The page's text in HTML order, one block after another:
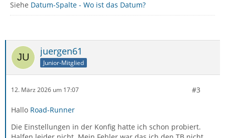
Siehe Datum-Spalte - Wo ist das Datum?
juergen61
Junior-Mitglied
12. März 2026 um 17:07 #3
Hallo Road-Runner
Die Einstellungen in der Konfig hatte ich schon probiert.